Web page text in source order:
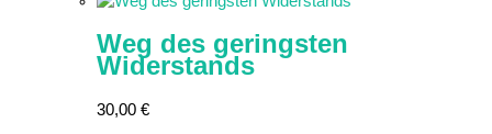
Weg des geringsten
Widerstands
30,00 €